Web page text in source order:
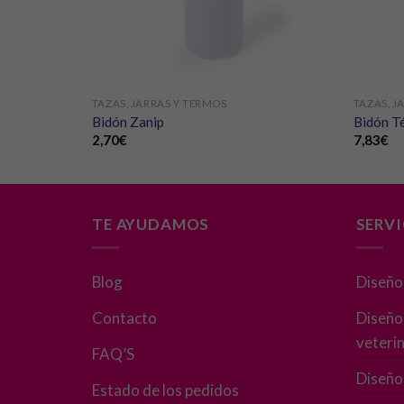
TAZAS, JARRAS Y TERMOS
Bidón Zanip
2,70€
TAZAS,
Bidón
7,83€
TE AYUDAMOS
Blog
Contacto
FAQ’S
Estado de los pedidos